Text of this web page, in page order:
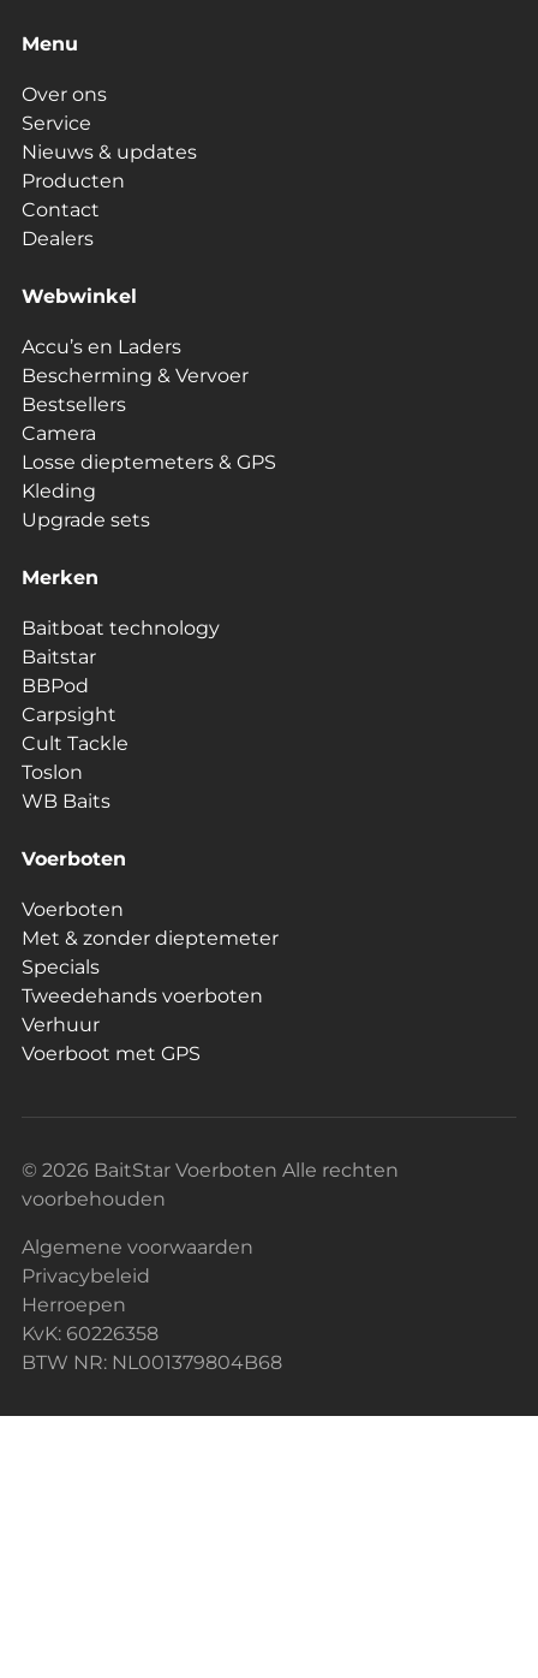
Menu
Over ons
Service
Nieuws & updates
Producten
Contact
Dealers
Webwinkel
Accu’s en Laders
Bescherming & Vervoer
Bestsellers
Camera
Losse dieptemeters & GPS
Kleding
Upgrade sets
Merken
Baitboat technology
Baitstar
BBPod
Carpsight
Cult Tackle
Toslon
WB Baits
Voerboten
Voerboten
Met & zonder dieptemeter
Specials
Tweedehands voerboten
Verhuur
Voerboot met GPS
© 2026 BaitStar Voerboten Alle rechten
voorbehouden
Algemene voorwaarden
Privacybeleid
Herroepen
KvK: 60226358
BTW NR: NL001379804B68